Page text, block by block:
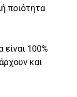
ποιότητα
100%
και